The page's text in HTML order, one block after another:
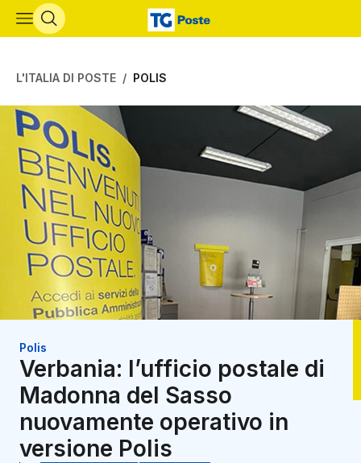
Vai al contenuto principale
L'ITALIA DI POSTE POLIS
Polis
Verbania: l’ufficio postale di
Madonna del Sasso
nuovamente operativo in
versione Polis